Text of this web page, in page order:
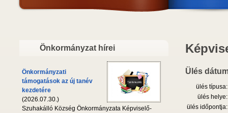
Önkormányzat hírei
Önkormányzati
támogatások az új tanév
kezdetére
(2026.07.30.)
Szuhakálló Község Önkormányzata Képviselő-
Ülés
ülés típusa:
ülés helye:
ülés időpontja: